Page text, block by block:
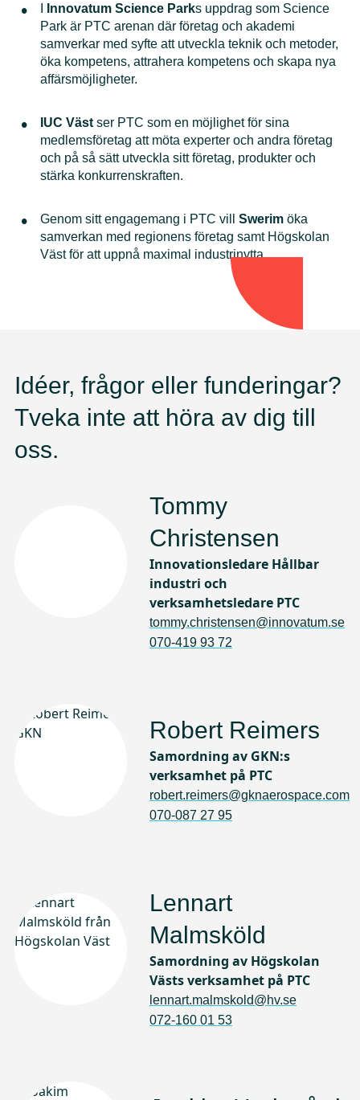
Innovatum Science Parks uppdrag som Science
Park är PTC arenan där företag och akademi
samverkar med syfte att utveckla teknik och metoder,
öka kompetens, attrahera kompetens och skapa nya
affärsmöjligheter.
IUC Väst ser PTC som en möjlighet för sina
medlemsföretag att möta experter och andra företag
och på så sätt utveckla sitt företag, produkter och
stärka konkurrenskraften.
Genom sitt engagemang i PTC vill Swerim öka
samverkan med regionens företag samt Högskolan
Väst för att uppnå maximal industrinytta.
Idéer, frågor eller funderingar?
Tveka inte att höra av dig till
oss.
Tommy
Christensen
Innovationsledare Hållbar
industri och
verksamhetsledare PTC
tommy.christensen@innovatum.se
070-419 93 72
Robert Reimers
Samordning av GKN:s
verksamhet på PTC
robert.reimers@gknaerospace.com
070-087 27 95
Lennart
Malmsköld
Samordning av Högskolan
Västs verksamhet på PTC
lennart.malmskold@hv.se
072-160 01 53